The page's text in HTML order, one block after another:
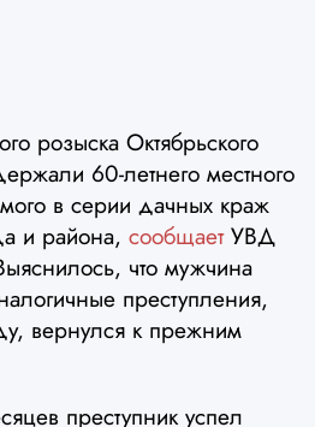
розыска Октябрьского
60-летнего местного
в серии дачных краж
и района, сообщаетУВД
что мужчина
преступления,
вернулся к прежним
преступник успел